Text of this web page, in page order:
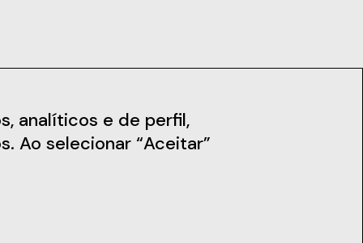
analíticos e de perfil,
Ao selecionar “Aceitar”
Notícias